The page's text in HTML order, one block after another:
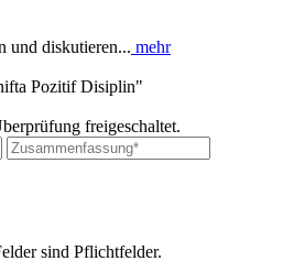
und diskutieren... mehr
Pozitif Disiplin"
freigeschaltet.
sind Pflichtfelder.